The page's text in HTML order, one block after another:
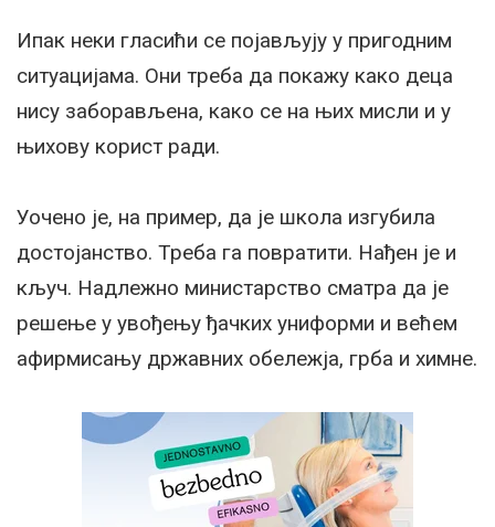
Ипак неки гласићи се појављују у пригодним
ситуацијама. Они треба да покажу како деца
нису заборављена, како се на њих мисли и у
њихову корист ради.
Уочено је, на пример, да је школа изгубила
достојанство. Треба га повратити. Нађен је и
кључ. Надлежно министарство сматра да је
решење у увођењу ђачких униформи и већем
афирмисању државних обележја, грба и химне.